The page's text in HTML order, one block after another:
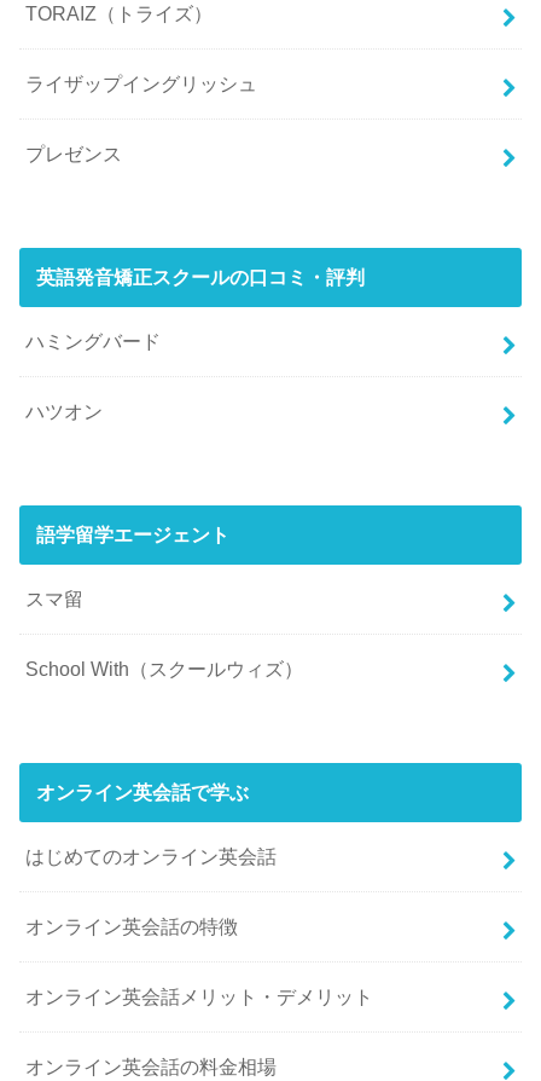
TORAIZ（トライズ）
ライザップイングリッシュ
プレゼンス
英語発音矯正スクールの口コミ・評判
ハミングバード
ハツオン
語学留学エージェント
スマ留
School With（スクールウィズ）
オンライン英会話で学ぶ
はじめてのオンライン英会話
オンライン英会話の特徴
オンライン英会話メリット・デメリット
オンライン英会話の料金相場